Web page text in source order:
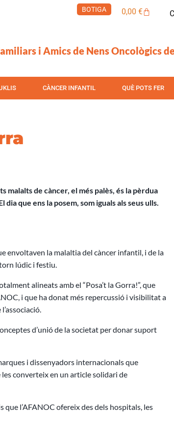
BOTIGA 0,00 €Cistella
i Amics de Nens Oncològics
CÀNCER INFANTIL QUÈ POTS FER
malalts de càncer, el més palès, és la pèrdua
que ens la posem, som iguals als seus ulls.
envoltaven la malaltia del càncer infantil, i de la
lúdic i festiu.
alineats amb el “Posa’t la Gorra!”, que
i que ha donat més repercussió i visibilitat a
d’unió de la societat per donar suport
i dissenyadors internacionals que
converteix en un article solidari de
que l’AFANOC ofereix des dels hospitals, les